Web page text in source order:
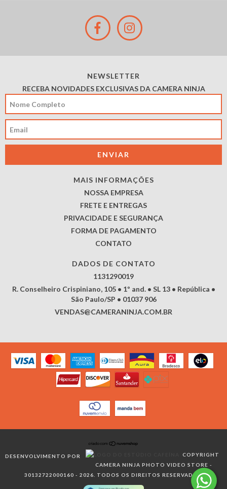
NEWSLETTER
RECEBA NOVIDADES EXCLUSIVAS DA CAMERA NINJA
MAIS INFORMAÇÕES
NOSSA EMPRESA
FRETE E ENTREGAS
PRIVACIDADE E SEGURANÇA
FORMA DE PAGAMENTO
CONTATO
DADOS DE CONTATO
1131290019
R. Conselheiro Crispiniano, 105 • 1º and. • SL 13 • República •
São Paulo/SP • 01037 906
VENDAS@CAMERANINJA.COM.BR
DESENVOLVIMENTO POR
COPYRIGHT
CAMERA NINJA PHOTO VIDEO STORE -
30132722000160 - 2026. TODOS OS DIREITOS RESERVADOS.